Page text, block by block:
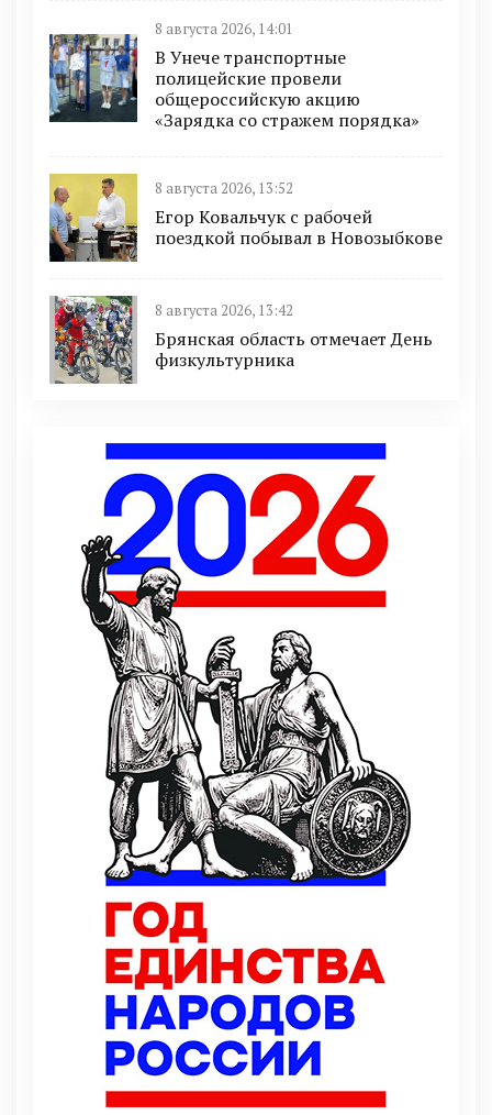
8 августа 2026, 14:01
В Унече транспортные
полицейские провели
общероссийскую акцию
«Зарядка со стражем порядка»
8 августа 2026, 13:52
Егор Ковальчук с рабочей
поездкой побывал в Новозыбкове
8 августа 2026, 13:42
Брянская область отмечает День
физкультурника